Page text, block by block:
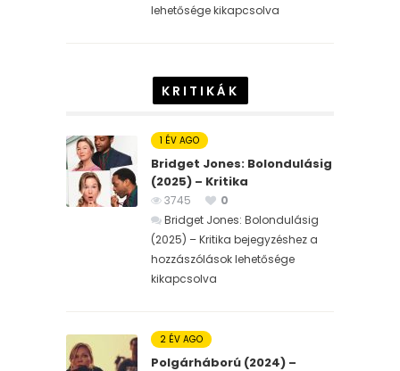
lehetősége kikapcsolva
KRITIKÁK
1 ÉV AGO
Bridget Jones: Bolondulásig
(2025) – Kritika
3745
0
Bridget Jones: Bolondulásig
(2025) – Kritika bejegyzéshez a
hozzászólások lehetősége
kikapcsolva
2 ÉV AGO
Polgárháború (2024) –